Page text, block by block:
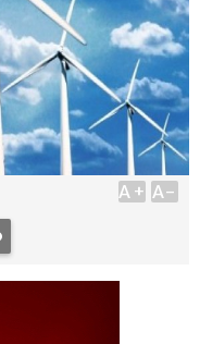
A+ A-